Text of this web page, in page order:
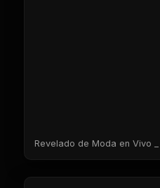
Revelado de Moda en Vivo